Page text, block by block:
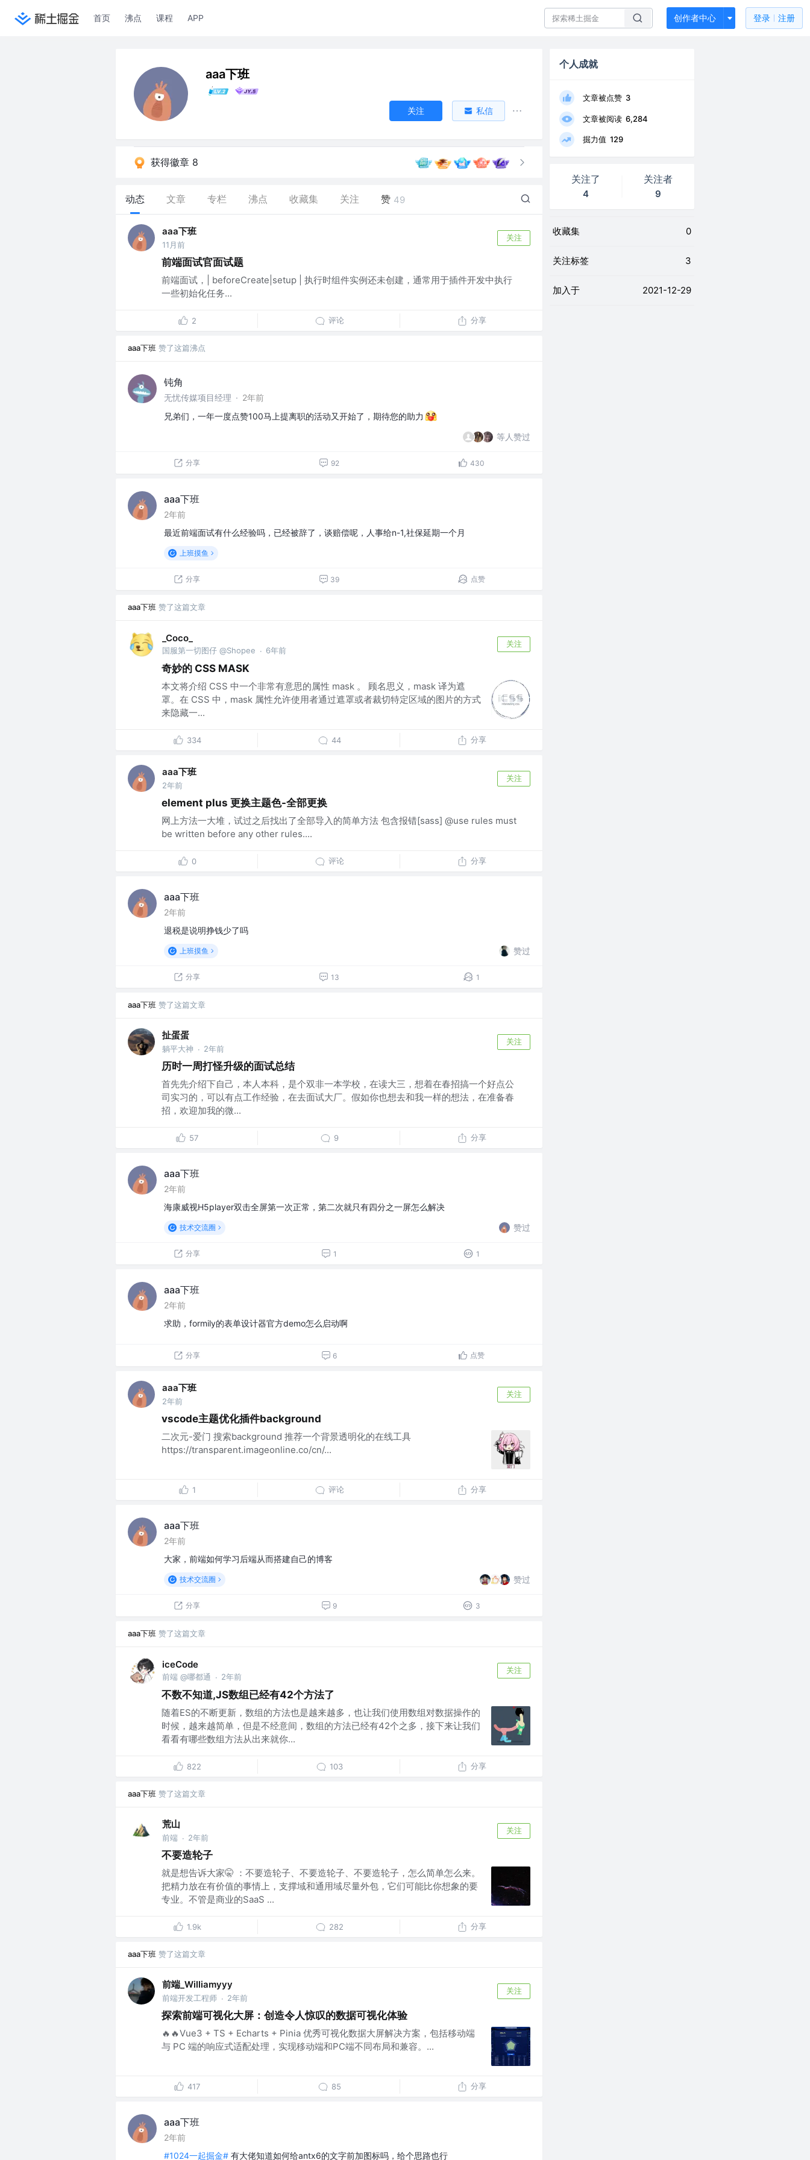
首页 沸点 课程 APP 创作者中心 登录 注册
aaa下班
关注 私信
获得徽章 8
动态 文章 专栏 沸点 收藏集 关注 赞 49
aaa下班
11月前
关注
前端面试官面试题
前端面试，| beforeCreate|setup | 执行时组件实例还未创建，通常用于插件开发中执行
一些初始化任务...
2 评论 分享
aaa下班 赞了这篇沸点
钝角
无忧传媒项目经理 · 2年前
兄弟们，一年一度点赞100马上提离职的活动又开始了，期待您的助力
等人赞过
分享 92 430
aaa下班
2年前
最近前端面试有什么经验吗，已经被辞了，谈赔偿呢，人事给n-1,社保延期一个月
上班摸鱼
分享 39 点赞
aaa下班 赞了这篇文章
_Coco_
国服第一切图仔 @Shopee · 6年前
关注
奇妙的 CSS MASK
本文将介绍 CSS 中一个非常有意思的属性 mask 。 顾名思义，mask 译为遮
罩。在 CSS 中，mask 属性允许使用者通过遮罩或者裁切特定区域的图片的方式
来隐藏一...
334 44 分享
aaa下班
2年前
关注
element plus 更换主题色-全部更换
网上方法一大堆，试过之后找出了全部导入的简单方法 包含报错[sass] @use rules must
be written before any other rules....
0 评论 分享
aaa下班
2年前
退税是说明挣钱少了吗
上班摸鱼 赞过
分享 13 1
aaa下班 赞了这篇文章
扯蛋蛋
躺平大神 · 2年前
关注
历时一周打怪升级的面试总结
首先先介绍下自己，本人本科，是个双非一本学校，在读大三，想着在春招搞一个好点公
司实习的，可以有点工作经验，在去面试大厂。假如你也想去和我一样的想法，在准备春
招，欢迎加我的微...
57 9 分享
aaa下班
2年前
海康威视H5player双击全屏第一次正常，第二次就只有四分之一屏怎么解决
技术交流圈 赞过
分享 1 1
aaa下班
2年前
求助，formily的表单设计器官方demo怎么启动啊
分享 6 点赞
aaa下班
2年前
关注
vscode主题优化插件background
二次元-爱门 搜索background 推荐一个背景透明化的在线工具
https://transparent.imageonline.co/cn/...
1 评论 分享
aaa下班
2年前
大家，前端如何学习后端从而搭建自己的博客
技术交流圈 赞过
分享 9 3
aaa下班 赞了这篇文章
iceCode
前端 @哪都通 · 2年前
关注
不数不知道,JS数组已经有42个方法了
随着ES的不断更新，数组的方法也是越来越多，也让我们使用数组对数据操作的
时候，越来越简单，但是不经意间，数组的方法已经有42个之多，接下来让我们
看看有哪些数组方法从出来就你...
822 103 分享
aaa下班 赞了这篇文章
荒山
前端 · 2年前
关注
不要造轮子
就是想告诉大家🤫 ：不要造轮子、不要造轮子、不要造轮子，怎么简单怎么来。
把精力放在有价值的事情上，支撑域和通用域尽量外包，它们可能比你想象的要
专业。不管是商业的SaaS ...
1.9k 282 分享
aaa下班 赞了这篇文章
前端_Williamyyy
前端开发工程师 · 2年前
关注
探索前端可视化大屏：创造令人惊叹的数据可视化体验
🔥🔥Vue3 + TS + Echarts + Pinia 优秀可视化数据大屏解决方案，包括移动端
与 PC 端的响应式适配处理，实现移动端和PC端不同布局和兼容。...
417 85 分享
aaa下班
2年前
#1024一起掘金# 有大佬知道如何给antx6的文字前加图标吗，给个思路也行
个人成就
文章被点赞 3
文章被阅读 6,284
掘力值 129
关注了
4
关注者
9
收藏集 0
关注标签 3
加入于 2021-12-29